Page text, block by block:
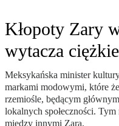
Kłopoty Zary
wytacza
Meksykańska minister
markami modowymi, które
rzemiośle, będącym
lokalnych społeczności.
między innymi Zara.